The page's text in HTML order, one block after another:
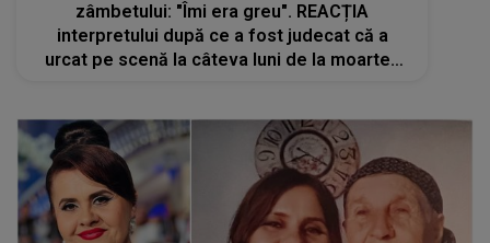
zâmbetului: "Îmi era greu". REACȚIA
interpretului după ce a fost judecat că a
urcat pe scenă la câteva luni de la moartea